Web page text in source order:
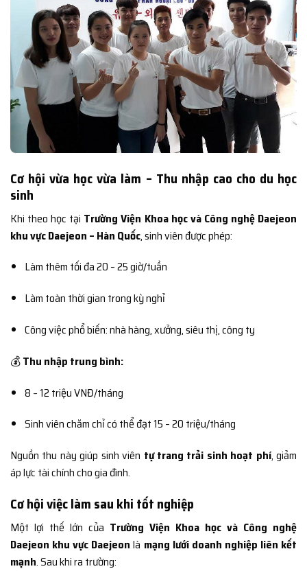
Cơ hội vừa học vừa làm – Thu nhập cao cho du học
sinh
Khi theo học tại Trường Viện Khoa học và Công nghệ Daejeon
khu vực Daejeon – Hàn Quốc, sinh viên được phép:
Làm thêm tối đa 20 – 25 giờ/tuần
Làm toàn thời gian trong kỳ nghỉ
Công việc phổ biến: nhà hàng, xưởng, siêu thị, công ty
💰Thu nhập trung bình:
8 – 12 triệu VNĐ/tháng
Sinh viên chăm chỉ có thể đạt 15 – 20 triệu/tháng
Nguồn thu này giúp sinh viên tự trang trải sinh hoạt phí, giảm
áp lực tài chính cho gia đình.
Cơ hội việc làm sau khi tốt nghiệp
Một lợi thế lớn của Trường Viện Khoa học và Công nghệ
Daejeon khu vực Daejeon là mạng lưới doanh nghiệp liên kết
mạnh. Sau khi ra trường: